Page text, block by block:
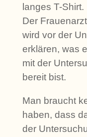
langes T-Shirt.
Der
wird vor der
erklären, was
mit der
bereit bist.
Man braucht
haben, dass
der